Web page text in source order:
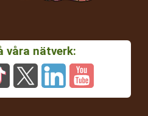
våra nätverk: